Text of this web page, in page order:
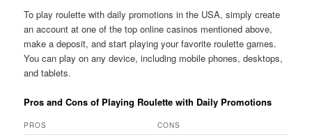
To play roulette with daily promotions in the USA, simply create
an account at one of the top online casinos mentioned above,
make a deposit, and start playing your favorite roulette games.
You can play on any device, including mobile phones, desktops,
and tablets.
Pros and Cons of Playing Roulette with Daily Promotions
PROS CONS